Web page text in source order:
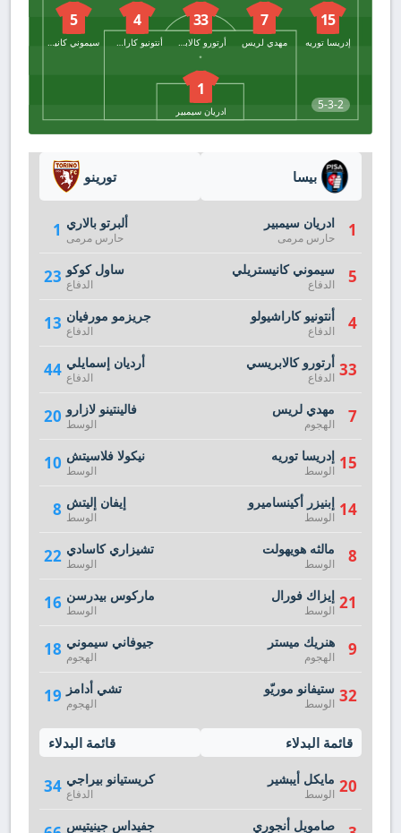
5-3-2
15
إدريسا توريه
7
مهدي لريس
33
4
5
1
ادريان سيمبير
تورينو
1 ألبرتو بالاري
حارس مرمى
23 ساول كوكو
الدفاع
13 جريزمو مورفيان
الدفاع
44 أرديان إسمايلي
الدفاع
20 فالينتينو لازارو
الوسط
10 نيكولا فلاسيتش
الوسط
8 إيفان إليتش
الوسط
22 تشيزاري كاسادي
الوسط
16 ماركوس بيدرسن
الوسط
18 جيوفاني سيموني
الهجوم
19 تشي أدامز
الهجوم
قائمة البدلاء
34 كريستيانو بيراجي
الدفاع
جفيداس جينيتيس
بيسا
1 ادريان سيمبير
حارس مرمى
5 سيموني كانيستريلي
الدفاع
4 أنتونيو كاراشيولو
الدفاع
33 أرتورو كالابريسي
الدفاع
7 مهدي لريس
الهجوم
15 إدريسا توريه
الوسط
14 إبنيزر أكينساميرو
الوسط
8 مالثه هويهولت
الوسط
21 إيزاك فورال
الوسط
9 هنريك ميستر
الهجوم
32 ستيفانو موريّو
الوسط
قائمة البدلاء
20 مايكل أيبشير
الوسط
صامويل أنجوري